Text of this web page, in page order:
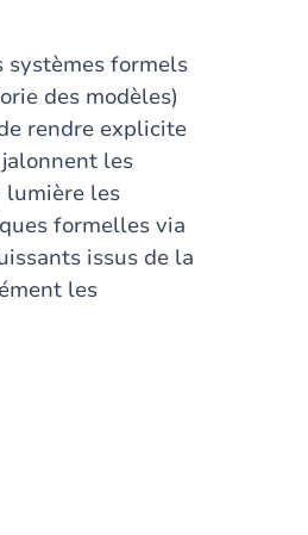
systèmes formels
des modèles)
rendre explicite
les
lumière les
formelles via
issus de la
les